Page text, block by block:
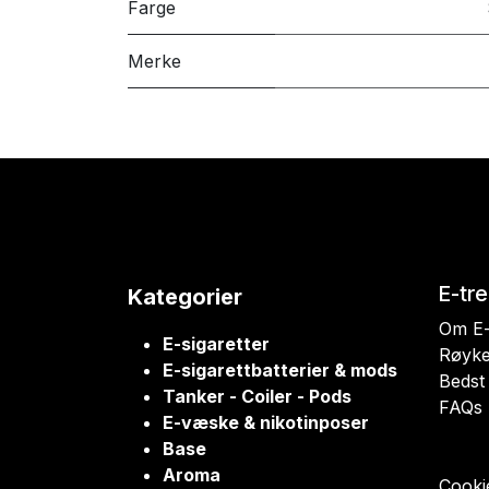
Farge
Merke
Kategorier
E-sigaretter
E-sigarettbatterier & mods
Tanker - Coiler - Pods
E-væske & nikotinposer
Base
Aroma
E-
Om
FAQs